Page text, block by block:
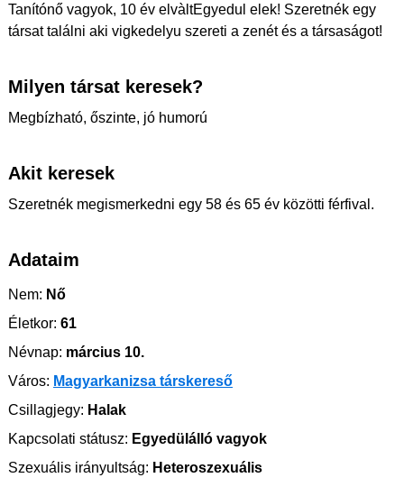
Tanítónő vagyok, 10 év elvàltEgyedul elek! Szeretnék egy
társat találni aki vigkedelyu szereti a zenét és a társaságot!
Milyen társat keresek?
Megbízható, őszinte, jó humorú
Akit keresek
Szeretnék megismerkedni egy 58 és 65 év közötti férfival.
Adataim
Nem: Nő
Életkor: 61
Névnap: március 10.
Város: Magyarkanizsa társkereső
Csillagjegy: Halak
Kapcsolati státusz: Egyedülálló vagyok
Szexuális irányultság: Heteroszexuális